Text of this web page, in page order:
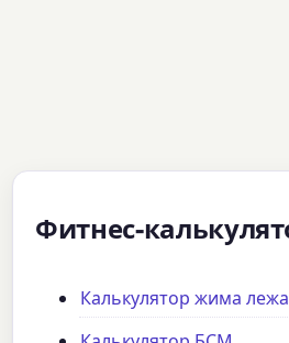
Фитнес-
Калькулятор жима лежа